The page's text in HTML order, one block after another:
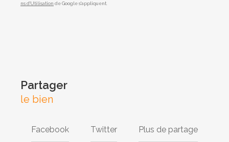
ns d'Utilisation de Google s'appliquent.
partager
le bien
Facebook Twitter Plus de partage